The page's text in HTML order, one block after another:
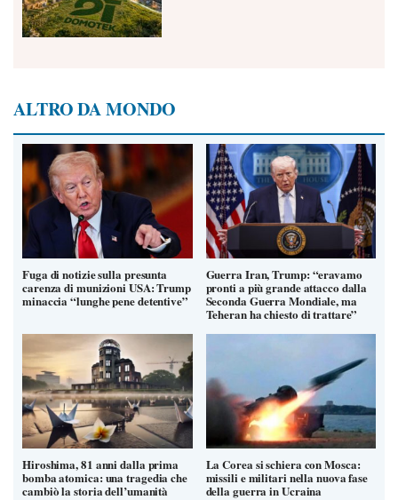
ALTRO DA MONDO
Fuga di notizie sulla presunta
carenza di munizioni USA: Trump
minaccia “lunghe pene detentive”
Guerra Iran, Trump: “eravamo
pronti a più grande attacco dalla
Seconda Guerra Mondiale, ma
Teheran ha chiesto di trattare”
Hiroshima, 81 anni dalla prima
bomba atomica: una tragedia che
cambiò la storia dell’umanità
La Corea si schiera con Mosca:
missili e militari nella nuova fase
della guerra in Ucraina